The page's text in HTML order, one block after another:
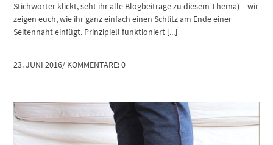
Stichwörter klickt, seht ihr alle Blogbeiträge zu diesem Thema) – wir
zeigen euch, wie ihr ganz einfach einen Schlitz am Ende einer
Seitennaht einfügt. Prinzipiell funktioniert [...]
23. JUNI 2016/ KOMMENTARE: 0